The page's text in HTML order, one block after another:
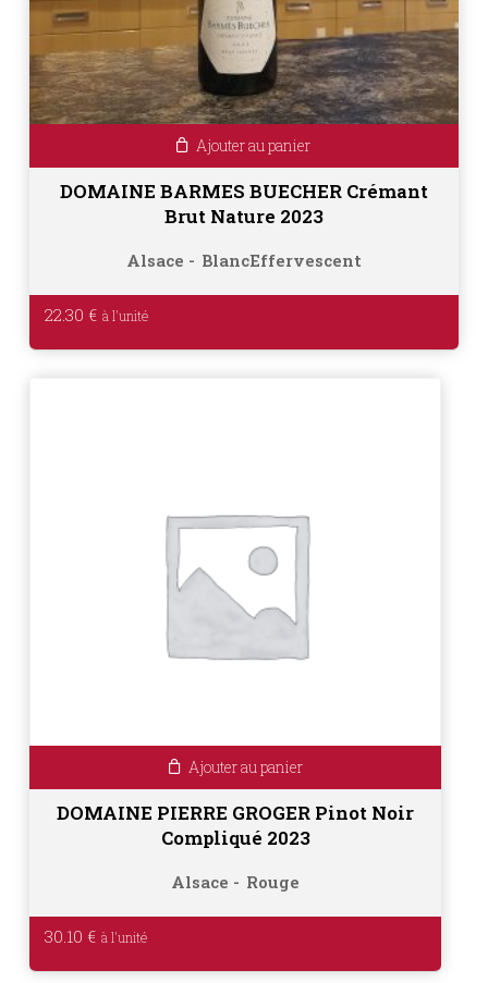
Ajouter au panier
DOMAINE BARMES BUECHER Crémant
Brut Nature 2023
Alsace BlancEffervescent
22.30 €
Ajouter au panier
DOMAINE PIERRE GROGER Pinot Noir
Compliqué 2023
Alsace Rouge
30.10 €